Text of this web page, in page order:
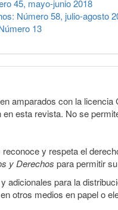
45, mayo-junio 2018
Número 58, julio-agosto
13
amparados con la
esta revista. No se
reconoce y respeta el
y Derechos para permitir
para la
otros medios en papel o